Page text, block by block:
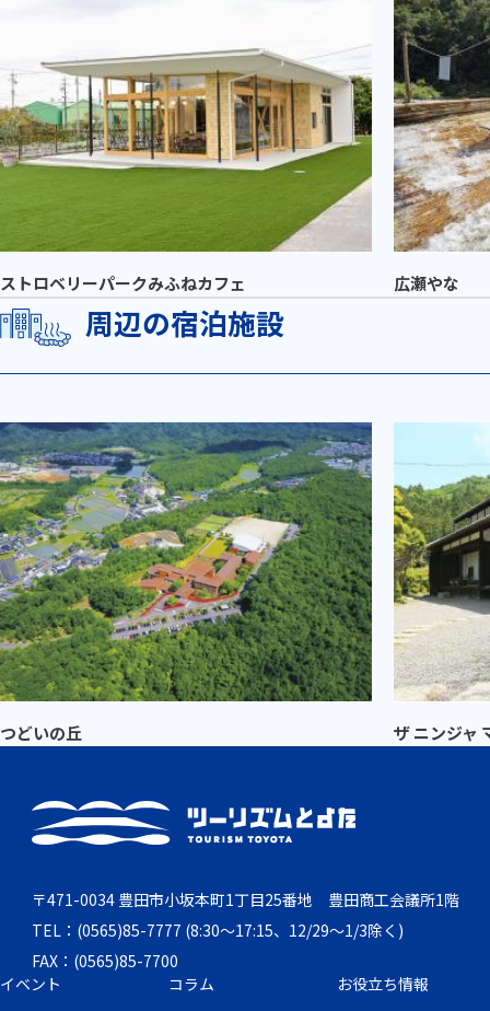
ストロベリーパークみふねカフェ 広瀬やな
周辺の宿泊施設
つどいの丘 ザ ニンジャ
〒471-0034 豊田市小坂本町1丁目25番地 豊田商工会議所1階
TEL：(0565)85-7777 (8:30～17:15、12/29～1/3除く)
FAX：(0565)85-7700
イベント
コラム
お役立ち情報